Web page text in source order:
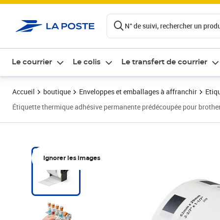
N° de suivi, rechercher un
Le courrier Le colis Le transfert de courrier
Accueil boutique Enveloppes et emballages à affranchir
Étiquette thermique adhésive permanente prédécoupée pour
Ignorer les images